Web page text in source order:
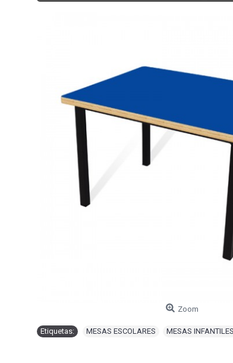
Zoom
Etiquetas: MESAS ESCOLARES MESAS INFANTILES